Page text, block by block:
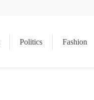
Politics Fashion